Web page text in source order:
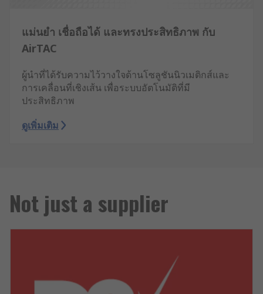
แม่นยำ เชื่อถือได้ และทรงประสิทธิภาพ กับ
AirTAC
ผู้นำที่ได้รับความไว้วางใจด้านโซลูชันนิวเมติกส์และ
การเคลื่อนที่เชิงเส้น เพื่อระบบอัตโนมัติที่มี
ประสิทธิภาพ
ดูเพิ่มเติม
Not just a supplier